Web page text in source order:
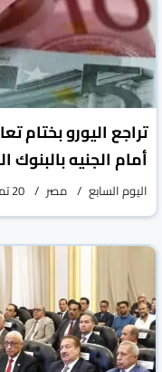
أمام الجنيه بالبنوك
اليوم السابع مصر 20 تموز/يوليو 2026